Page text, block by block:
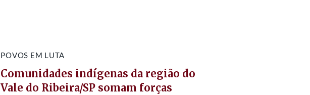
POVOS EM LUTA
Comunidades indígenas da região do
Vale do Ribeira/SP somam forças